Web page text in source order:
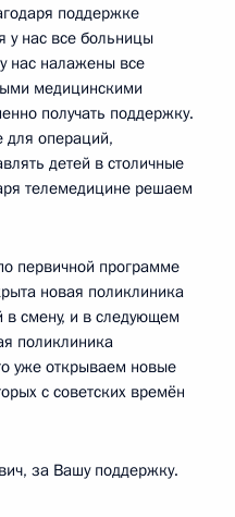
поддержке
у нас все больницы
нас налажены все
медицинскими
получать поддержку.
для операций,
детей в столичные
телемедицине решаем
первичной программе
новая поликлиника
смену, и в следующем
поликлиника
уже открываем новые
с советских времён
за Вашу поддержку.